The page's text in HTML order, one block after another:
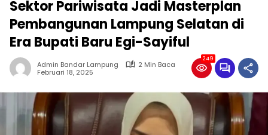
pada
nasional
maupun
international,
bernuansa
lokal
dan
dinamis,
memiliki
kisaran
Sektor Pariwisata Jadi Masterplan
Pembangunan Lampung Selatan di
Era Bupati Baru Egi-Sayiful
Admin Bandar Lampung
2 Min Baca
Februari 18, 2025
249